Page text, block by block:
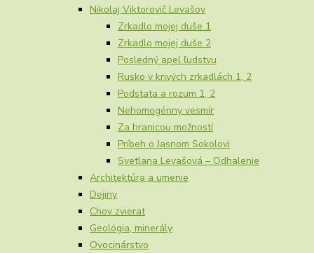
Nikolaj Viktorovič Levašov
Zrkadlo mojej duše 1
Zrkadlo mojej duše 2
Posledný apel ľudstvu
Rusko v krivých zrkadlách 1, 2
Podstata a rozum 1, 2
Nehomogénny vesmír
Za hranicou možností
Príbeh o Jasnom Sokolovi
Svetlana Levašová – Odhalenie
Architektúra a umenie
Dejiny
Chov zvierat
Geológia, minerály
Ovocinárstvo